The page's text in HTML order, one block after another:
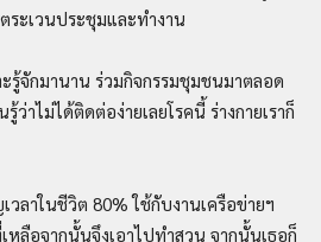
ระเวนประชุมและทำงาน
รู้จักมานาน ร่วมกิจกรรมชุมชนมาตลอด
าไม่ได้ติดต่อง่ายเลยโรคนี้ ร่างกายเราก็
วลาในชีวิต 80% ใช้กับงานเครือข่ายฯ
ลือจากนั้นจึงเอาไปทำสวน จากนั้นเธอก็